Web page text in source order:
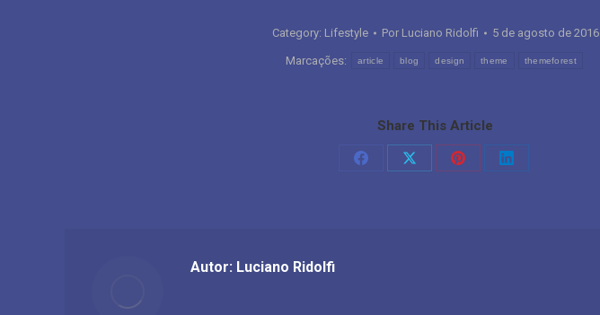
Category: Lifestyle Por Luciano Ridolfi 5 de agosto de 2016
Marcações: article blog design theme themeforest
Share This Article
Share
Share
Share
Share
Autor: Luciano Ridolfi